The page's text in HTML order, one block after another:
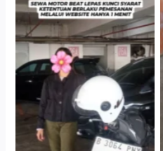
Cityplaza Jatinegara
Gedung Parkir P6A